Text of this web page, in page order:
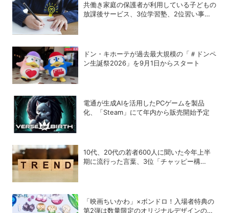
共働き家庭の保護者が利用している子どもの
放課後サービス、3位学習塾、2位習い事、1
ドン・キホーテが過去最大規模の「＃ドンペ
ン生誕祭2026」を9月1日からスタート
電通が生成AIを活用したPCゲームを製品
化、「Steam」にて年内から販売開始予定
10代、20代の若者600人に聞いた今年上半
期に流行った言葉、3位「チャッピー構
「映画ちいかわ」×ボンドロ！入場者特典の
第2弾は数量限定のオリジナルデザインのボ